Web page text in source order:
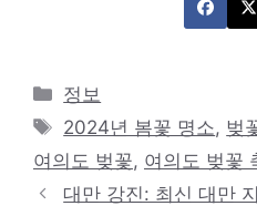
카
테
리
정보
태
그
2024년 봄꽃 명소, 벚
여의도 벚꽃, 여의도 벚꽃
대만 강진: 최신 대만